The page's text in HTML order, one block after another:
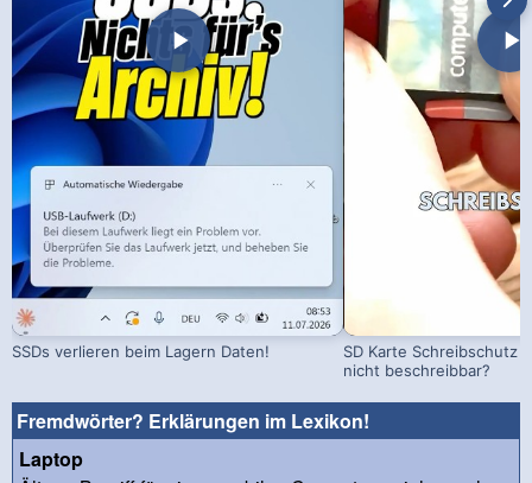
SSDs verlieren beim Lagern Daten!
SD Karte Schreibschutz
nicht beschreibbar?
Fremdwörter? Erklärungen im Lexikon!
Laptop